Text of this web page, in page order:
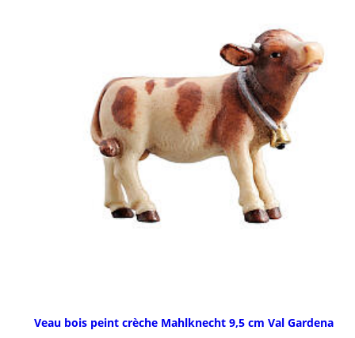
Veau bois peint crèche Mahlknecht 9,5 cm Val Gardena